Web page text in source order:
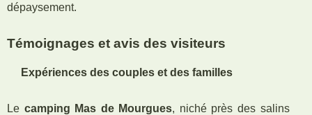
dépaysement.
Témoignages et avis des visiteurs
Expériences des couples et des familles
Le camping Mas de Mourgues, niché près des salins